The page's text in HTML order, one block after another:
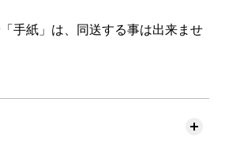
手紙」は、同送する事は出来ませ